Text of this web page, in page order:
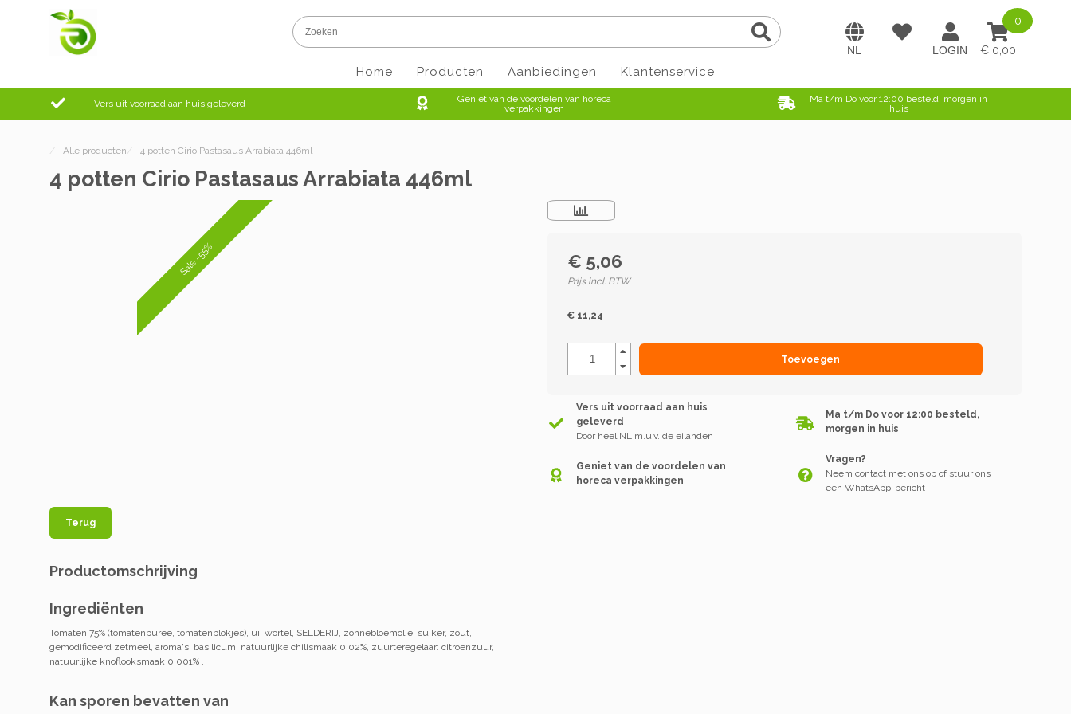
0,00
0
Home Producten Aanbiedingen Klantenservice
Vers uit voorraad aan huis geleverd
Geniet van de voordelen van horeca
verpakkingen
Ma t/m Do voor 12:00 besteld, morgen in
huis
/ Alle producten / 4 potten Cirio Pastasaus Arrabiata 446ml
4 potten Cirio Pastasaus Arrabiata 446ml
Sale -55%
Terug
€ 5,06
Prijs incl. BTW
€ 11,24
Toevoegen
Vers uit voorraad aan huis
geleverd
Door heel NL m.u.v. de eilanden
Ma t/m Do voor 12:00 besteld,
morgen in huis
Geniet van de voordelen van
horeca verpakkingen
Vragen?
Neem contact met ons op of stuur ons
een WhatsApp-bericht
Productomschrijving
Ingrediënten
Tomaten 75% (tomatenpuree, tomatenblokjes), ui, wortel, SELDERIJ, zonnebloemolie, suiker, zout,
gemodificeerd zetmeel, aroma's, basilicum, natuurlijke chilismaak 0,02%, zuurteregelaar: citroenzuur,
natuurlijke knoflooksmaak 0,001% .
Kan sporen bevatten van